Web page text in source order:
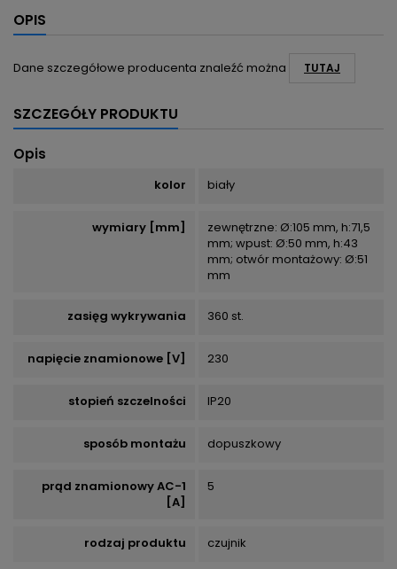
OPIS
Dane szczegółowe producenta znaleźć można TUTAJ
SZCZEGÓŁY PRODUKTU
Opis
kolor biały
wymiary [mm]
zewnętrzne: Ø:105 mm, h:71,5
mm; wpust: Ø:50 mm, h:43
mm; otwór montażowy: Ø:51
mm
zasięg wykrywania 360 st.
napięcie znamionowe [V] 230
stopień szczelności IP20
sposób montażu dopuszkowy
prąd znamionowy AC-1
[A]
5
rodzaj produktu czujnik